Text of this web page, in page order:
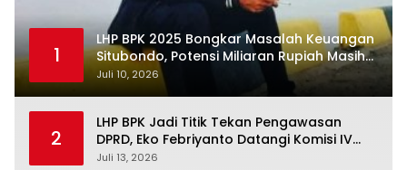
1
LHP BPK 2025 Bongkar Masalah Keuangan
Situbondo, Potensi Miliaran Rupiah Masih
Belum Terkelola
Juli 10, 2026
2
LHP BPK Jadi Titik Tekan Pengawasan
DPRD, Eko Febriyanto Datangi Komisi IV
dan Ajak Dewan Kembali Berpijak pada
Juli 13, 2026